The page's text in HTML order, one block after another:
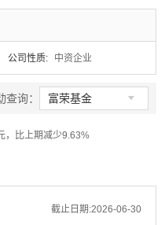
公司性质: 中资企业
询： 富荣基金 
，比上期减少9.63%
截止日期:2026-06-30